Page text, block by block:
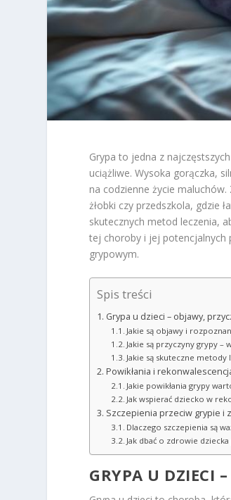
Grypa to jedna z
uciążliwe. Wysoka gorączka,
na codzienne życie
żłobki czy przedszkola, gdzie
skutecznych metod leczenia,
tej choroby i jej potencjalnych
grypowym.
Spis treści
Grypa u dzieci – objawy,
Jakie są objawy i
Jakie są przyczyny grypy –
Jakie są skuteczne metody
Powikłania i
Jakie powikłania grypy
Jak wspierać dziecko w
Szczepienia przeciw grypie i
Dlaczego szczepienia są
Jak dbać o zdrowie
GRYPA U DZIECI